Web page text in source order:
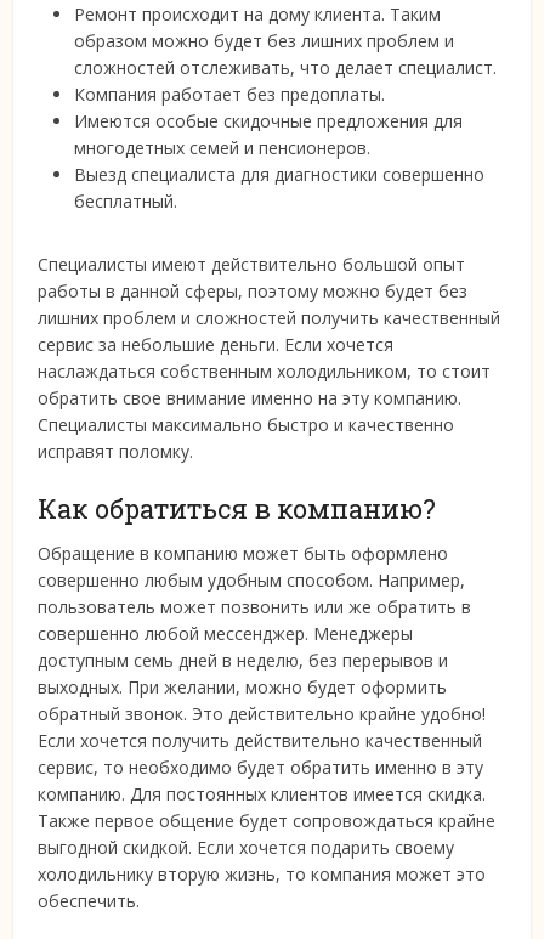
Ремонт происходит на дому клиента. Таким
образом можно будет без лишних проблем и
сложностей отслеживать, что делает специалист.
Компания работает без предоплаты.
Имеются особые скидочные предложения для
многодетных семей и пенсионеров.
Выезд специалиста для диагностики совершенно
бесплатный.
Специалисты имеют действительно большой опыт
работы в данной сферы, поэтому можно будет без
лишних проблем и сложностей получить качественный
сервис за небольшие деньги. Если хочется
наслаждаться собственным холодильником, то стоит
обратить свое внимание именно на эту компанию.
Специалисты максимально быстро и качественно
исправят поломку.
Как обратиться в компанию?
Обращение в компанию может быть оформлено
совершенно любым удобным способом. Например,
пользователь может позвонить или же обратить в
совершенно любой мессенджер. Менеджеры
доступным семь дней в неделю, без перерывов и
выходных. При желании, можно будет оформить
обратный звонок. Это действительно крайне удобно!
Если хочется получить действительно качественный
сервис, то необходимо будет обратить именно в эту
компанию. Для постоянных клиентов имеется скидка.
Также первое общение будет сопровождаться крайне
выгодной скидкой. Если хочется подарить своему
холодильнику вторую жизнь, то компания может это
обеспечить.